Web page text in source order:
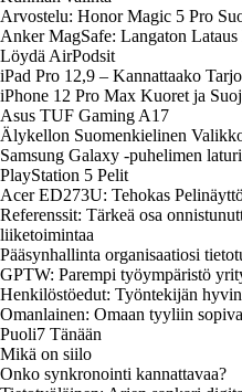
Arvostelu: Honor Magic 5 Pro
Anker MagSafe: Langaton
Löydä AirPodsit
iPad Pro 12,9 – Kannattaako
iPhone 12 Pro Max Kuoret ja
Asus TUF Gaming A17
Älykellon Suomenkielinen
Samsung Galaxy -puhelimen
PlayStation 5 Pelit
Acer ED273U: Tehokas
Referenssit: Tärkeä osa
liiketoimintaa
Pääsynhallinta organisaatiosi
GPTW: Parempi työympäristö
Henkilöstöedut: Työntekijän
Omanlainen: Omaan tyyliin
Puoli7 Tänään
Mikä on siilo
Onko synkronointi kannattavaa?